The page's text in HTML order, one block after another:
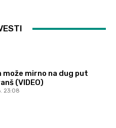
mirno na dug put
(VIDEO)
23:08